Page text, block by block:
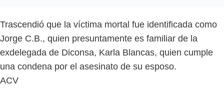
Trascendió que la víctima mortal fue identificada como
Jorge C.B., quien presuntamente es familiar de la
exdelegada de Diconsa, Karla Blancas, quien cumple
una condena por el asesinato de su esposo.
ACV